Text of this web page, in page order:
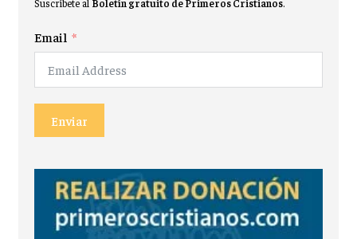
Suscríbete al Boletín gratuito de Primeros Cristianos.
Email
Enviar